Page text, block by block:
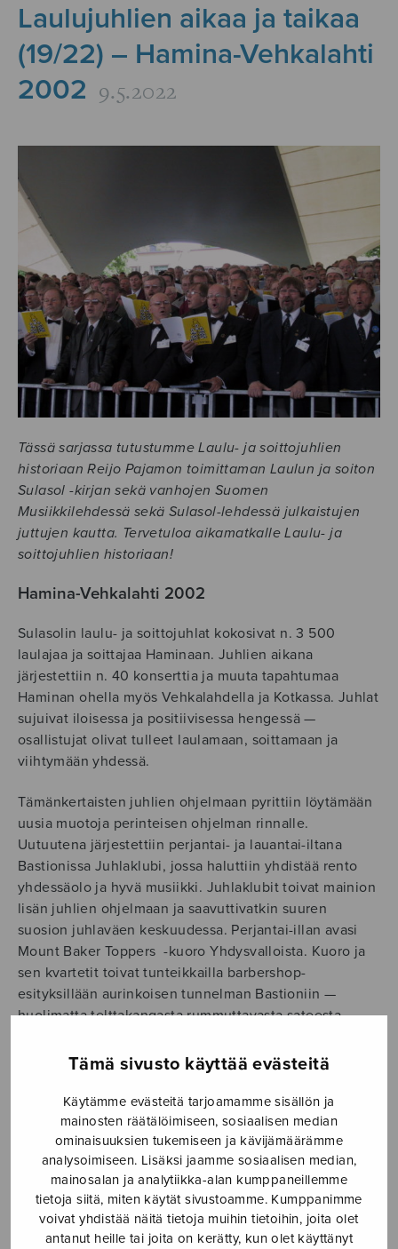
Tämä sivusto käyttää evästeitä
Käytämme evästeitä tarjoamamme sisällön ja
mainosten räätälöimiseen, sosiaalisen median
ominaisuuksien tukemiseen ja kävijämäärämme
analysoimiseen. Lisäksi jaamme sosiaalisen median,
mainosalan ja analytiikka-alan kumppaneillemme
tietoja siitä, miten käytät sivustoamme. Kumppanimme
voivat yhdistää näitä tietoja muihin tietoihin, joita olet
antanut heille tai joita on kerätty, kun olet käyttänyt
Laulujuhlien aikaa ja taikaa
(19/22) – Hamina-Vehkalahti
2002 9.5.2022
Tässä sarjassa tutustumme Laulu- ja soittojuhlien
historiaan Reijo Pajamon toimittaman Laulun ja soiton
Sulasol -kirjan sekä vanhojen Suomen
Musiikkilehdessä sekä Sulasol-lehdessä julkaistujen
juttujen kautta. Tervetuloa aikamatkalle Laulu- ja
soittojuhlien historiaan!
Hamina-Vehkalahti 2002
Sulasolin laulu- ja soittojuhlat kokosivat n. 3 500
laulajaa ja soittajaa Haminaan. Juhlien aikana
järjestettiin n. 40 konserttia ja muuta tapahtumaa
Haminan ohella myös Vehkalahdella ja Kotkassa. Juhlat
sujuivat iloisessa ja positiivisessa hengessä —
osallistujat olivat tulleet laulamaan, soittamaan ja
viihtymään yhdessä.
Tämänkertaisten juhlien ohjelmaan pyrittiin löytämään
uusia muotoja perinteisen ohjelman rinnalle.
Uutuutena järjestettiin perjantai- ja lauantai-iltana
Bastionissa Juhlaklubi, jossa haluttiin yhdistää rento
yhdessäolo ja hyvä musiikki. Juhlaklubit toivat mainion
lisän juhlien ohjelmaan ja saavuttivatkin suuren
suosion juhlaväen keskuudessa. Perjantai-illan avasi
Mount Baker Toppers -kuoro Yhdysvalloista. Kuoro ja
sen kvartetit toivat tunteikkailla barbershop-
esityksillään aurinkoisen tunnelman Bastioniin —
huolimatta telttakangasta rummuttavasta sateesta.
tarjoilemalla laadukasta soittoa, joka houkutteli
runsaasti perinteisen tanssimusiikin ystäviä Bastionin
parketille.
Lauantain Juhlaklubin aloitti odotettu vieras,
lauluyhtye Rajaton. A cappella -osuuden jälkeen
Rajaton jatkoi taustabändin tuella esittämällä versioita
tunnetuista rock- ja pop-klassikoista. Vaikka omat a
cappella -laulut ovatkin Rajattoman ominta aluetta,